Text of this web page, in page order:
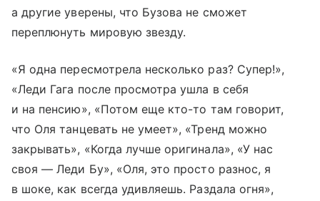
а другие уверены, что Бузова не сможет
переплюнуть мировую звезду.
«Я одна пересмотрела несколько раз? Супер!»,
«Леди Гага после просмотра ушла в себя
и на пенсию», «Потом еще кто-то там говорит,
что Оля танцевать не умеет», «Тренд можно
закрывать», «Когда лучше оригинала», «У нас
своя — Леди Бу», «Оля, это просто разнос, я
в шоке, как всегда удивляешь. Раздала огня»,